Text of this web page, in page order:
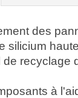
des
silicium
recyclage
à